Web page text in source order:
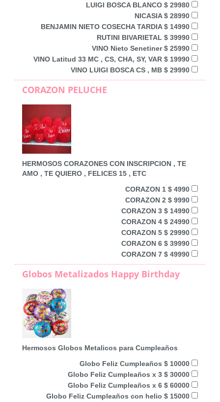
LUIGI BOSCA BLANCO $ 29980
NICASIA $ 28990
BENJAMIN NIETO COSECHA TARDIA $ 14990
RUTINI BIVARIETAL $ 39990
VINO Nieto Senetiner $ 25990
VINO Latitud 33 MC , CS, CHA, SY, VAR $ 19990
VINO LUIGI BOSCA CS , MB $ 29990
CORAZON PELUCHE
HERMOSOS CORAZONES CON INSCRIPCION , TE
AMO , TE QUIERO , FELICES 15 , ETC
CORAZON 1 $ 4990
CORAZON 2 $ 9990
CORAZON 3 $ 14990
CORAZON 4 $ 24990
CORAZON 5 $ 29990
CORAZON 6 $ 39990
CORAZON 7 $ 49990
Globos Metalizados Happy Birthday
Hermosos Globos Metalicos para Cumpleaños
Globo Feliz Cumpleaños $ 10000
Globo Feliz Cumpleaños x 3 $ 30000
Globo Feliz Cumpleaños x 6 $ 60000
Globo Feliz Cumpleaños con helio $ 15000